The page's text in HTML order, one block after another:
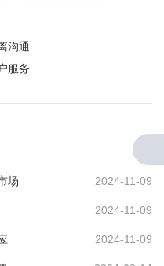
沟通
服务
2024-11-09
场
2024-11-09
2024-11-09